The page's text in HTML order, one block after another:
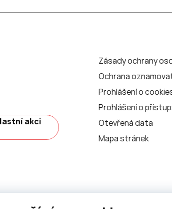
akci
Zásady ochrany
Ochrana
Prohlášení o
Prohlášení o
Otevřená data
Mapa stránek